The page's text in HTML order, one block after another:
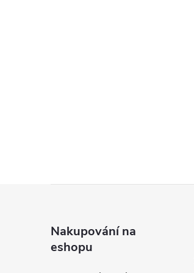
Nakupování na
eshopu